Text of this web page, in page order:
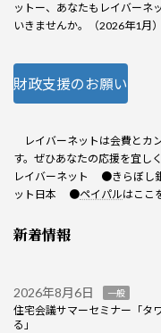
ットー、あなたもレイバーネ
いきませんか。（2026年1月
財政支援のお願い
レイバーネットは会費とカ
す。ぜひあなたの応援を宜
レイバーネット ●きらぼし
ット日本 ●ペイパルはここ
新着情報
2026年8月6日 一般
住宅会議サマーセミナー「
る」